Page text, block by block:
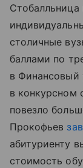
столичные
баллами по
в Финансовый
в конкурсном
повезло
Прокофьев
абитуриенту
стоимость